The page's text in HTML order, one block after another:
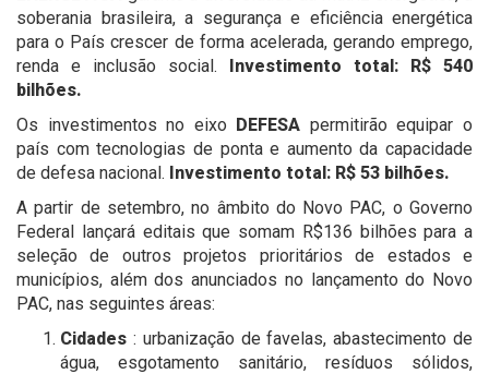
soberania brasileira, a segurança e eficiência energética
para o País crescer de forma acelerada, gerando emprego,
renda e inclusão social. Investimento total: R$ 540
bilhões.
Os investimentos no eixo DEFESA permitirão equipar o
país com tecnologias de ponta e aumento da capacidade
de defesa nacional. Investimento total: R$ 53 bilhões.
A partir de setembro, no âmbito do Novo PAC, o Governo
Federal lançará editais que somam R$136 bilhões para a
seleção de outros projetos prioritários de estados e
municípios, além dos anunciados no lançamento do Novo
PAC, nas seguintes áreas:
Cidades : urbanização de favelas, abastecimento de
água, esgotamento sanitário, resíduos sólidos,